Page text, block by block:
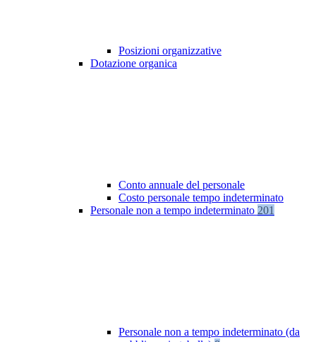
Posizioni organizzative
Dotazione organica
Conto annuale del personale
Costo personale tempo indeterminato
Personale non a tempo indeterminato 201
Personale non a tempo indeterminato (da